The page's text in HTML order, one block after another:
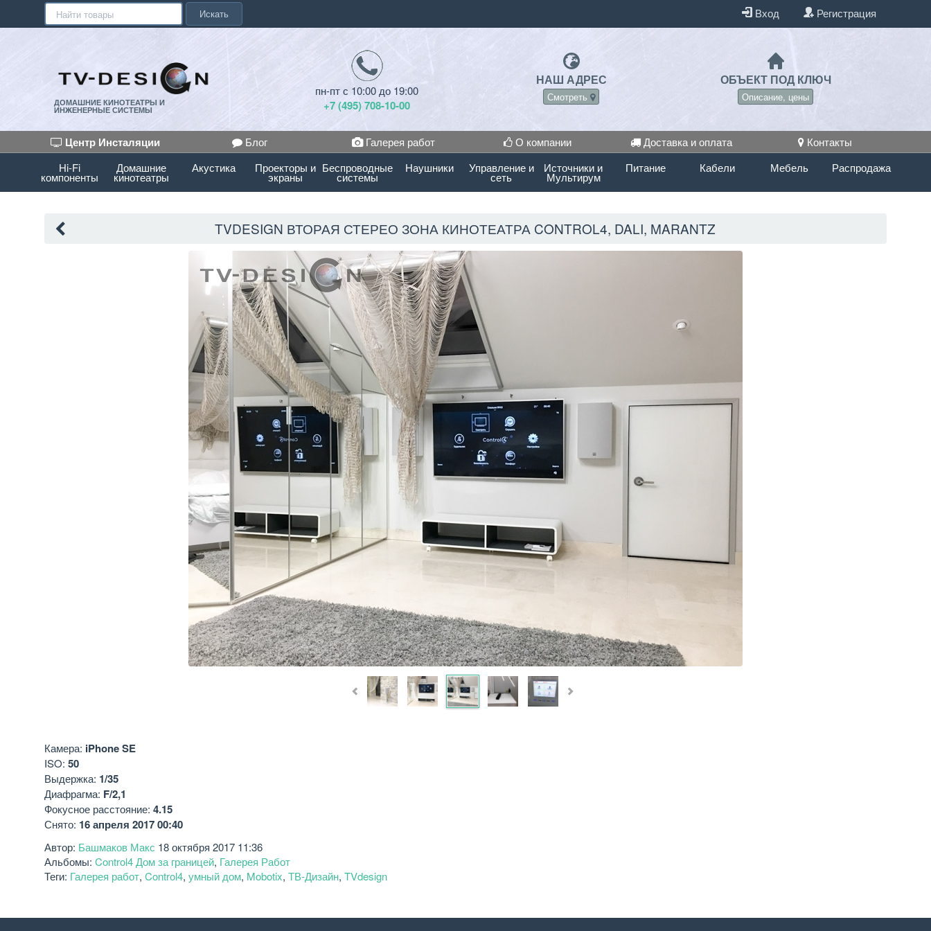
Искать Вход Регистрация
ДОМАШНИЕ КИНОТЕАТРЫ И
ИНЖЕНЕРНЫЕ СИСТЕМЫ
пн-пт с 10:00 до 19:00
+7 (495) 708-10-00
НАШ АДРЕС
Смотреть
ОБЪЕКТ ПОД КЛЮЧ
Описание, цены
Центр Инсталяции Блог Галерея работ О компании Доставка и оплата
Контакты
Hi-Fi
компоненты
Домашние
кинотеатры
Акустика Проекторы и
экраны
Беспроводные
системы
Наушники Управление и
сеть
Источники и
Мультирум
Питание Кабели Мебель Распродажа
TVDESIGN ВТОРАЯ СТЕРЕО ЗОНА КИНОТЕАТРА CONTROL4, DALI, MARANTZ
Камера: iPhone SE
ISO: 50
Выдержка: 1/35
Диафрагма: F/2,1
Фокусное расстояние: 4.15
Снято: 16 апреля 2017 00:40
Автор: Башмаков Макс 18 октября 2017 11:36
Альбомы: Control4 Дом за границей, Галерея Работ
Теги: Галерея работ, Control4, умный дом, Mobotix, ТВ-Дизайн, TVdesign